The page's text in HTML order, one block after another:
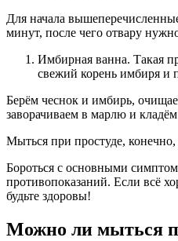
Для начала
минут, после чего отвару
Имбирная ванна. Такая
свежий корень имбиря и
Берём чеснок и имбирь,
заворачиваем в марлю и
Мыться при простуде,
Бороться с основными
противопоказаний. Если всё
будьте здоровы!
Можно ли мыться